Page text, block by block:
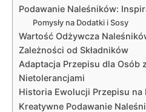
Podawanie Naleśników:
Pomysły na Dodatki i Sosy
Wartość Odżywcza
Zależności od Składników
Adaptacja Przepisu dla Osób
Nietolerancjami
Historia Ewolucji Przepisu na
Kreatywne Podawanie